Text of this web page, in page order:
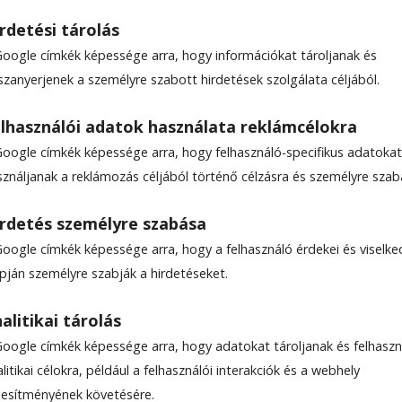
tárolás
címkék képessége arra, hogy információkat tároljanak és
a személyre szabott hirdetések szolgálata céljából.
adatok használata reklámcélokra
címkék képessége arra, hogy felhasználó-specifikus adatokat
a reklámozás céljából történő célzásra és személyre
személyre szabása
címkék képessége arra, hogy a felhasználó érdekei és
személyre szabják a hirdetéseket.
tárolás
címkék képessége arra, hogy adatokat tároljanak és
célokra, például a felhasználói interakciók és a webhely
követésére.
régi hagyományok
hangulatát próbálták meg­idézni a hétvégén a
állatszépségverseny, fajtamustra és